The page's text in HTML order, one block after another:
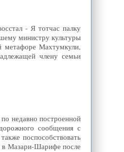
- Я тотчас палку
министру культуры
метафоре Махтумкули,
члену семьи
недавно построенной
сообщения с
поспособствовать
в Мазари-Шарифе после